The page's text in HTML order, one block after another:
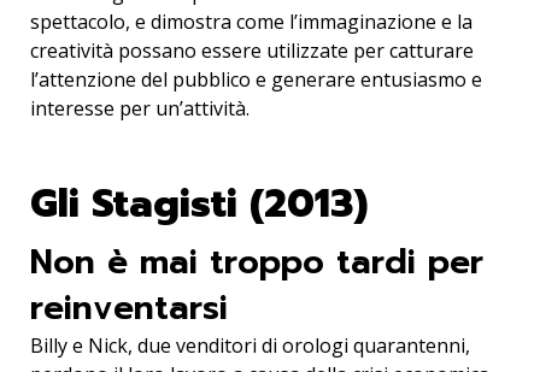
spettacolo, e dimostra come l’immaginazione e la
creatività possano essere utilizzate per catturare
l’attenzione del pubblico e generare entusiasmo e
interesse per un’attività.
Gli Stagisti (2013)
Non è mai troppo tardi per
reinventarsi
Billy e Nick, due venditori di orologi quarantenni,